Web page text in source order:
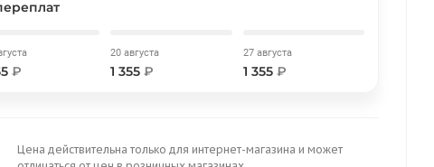
₽
20 августа
1 355 ₽
27 августа
1 355 ₽
Цена действительна только для интернет-магазина и может